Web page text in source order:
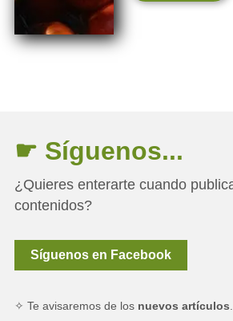
☛ Síguenos...
¿Quieres enterarte cuando
contenidos?
Síguenos en Facebook
✧ Te avisaremos de los nuevos artículos